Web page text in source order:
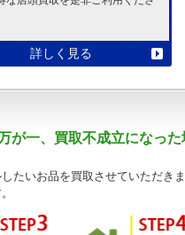
詳しく見る
が一、買取不成立になっ
たいお品を買取させていただきま